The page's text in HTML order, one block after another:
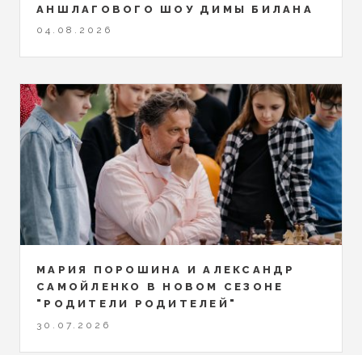
АНШЛАГОВОГО ШОУ ДИМЫ БИЛАНА
04.08.2026
МАРИЯ ПОРОШИНА И АЛЕКСАНДР
САМОЙЛЕНКО В НОВОМ СЕЗОНЕ
"РОДИТЕЛИ РОДИТЕЛЕЙ"
30.07.2026